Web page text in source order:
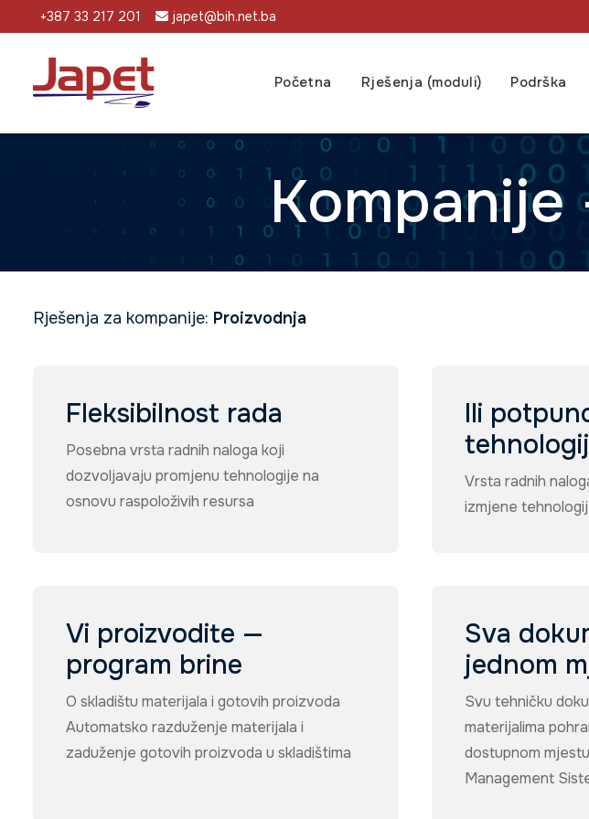
+387 33 217 201 japet@bih.net.ba
Početna Rješenja (moduli) Podrška
Rješenja za kompanije: Proizvodnja
Fleksibilnost rada
Posebna vrsta radnih naloga koji
dozvoljavaju promjenu tehnologije na
osnovu raspoloživih resursa
Ili
Vrsta radnih
izmjene
Vi proizvodite —
program brine
O skladištu materijala i gotovih proizvoda
Automatsko razduženje materijala i
zaduženje gotovih proizvoda u skladištima
Sva
jednom
Svu tehničku
materijalima
dostupnom
Management